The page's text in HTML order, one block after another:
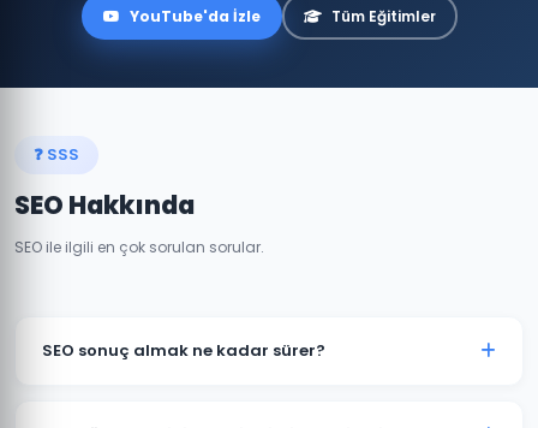
YouTube'da İzle Tüm Eğitimler
❓ SSS
SEO Hakkında
SEO ile ilgili en çok sorulan sorular.
SEO sonuç almak ne kadar sürer?